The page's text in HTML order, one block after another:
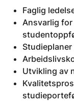
Faglig
Ansvarlig
Utvikling av